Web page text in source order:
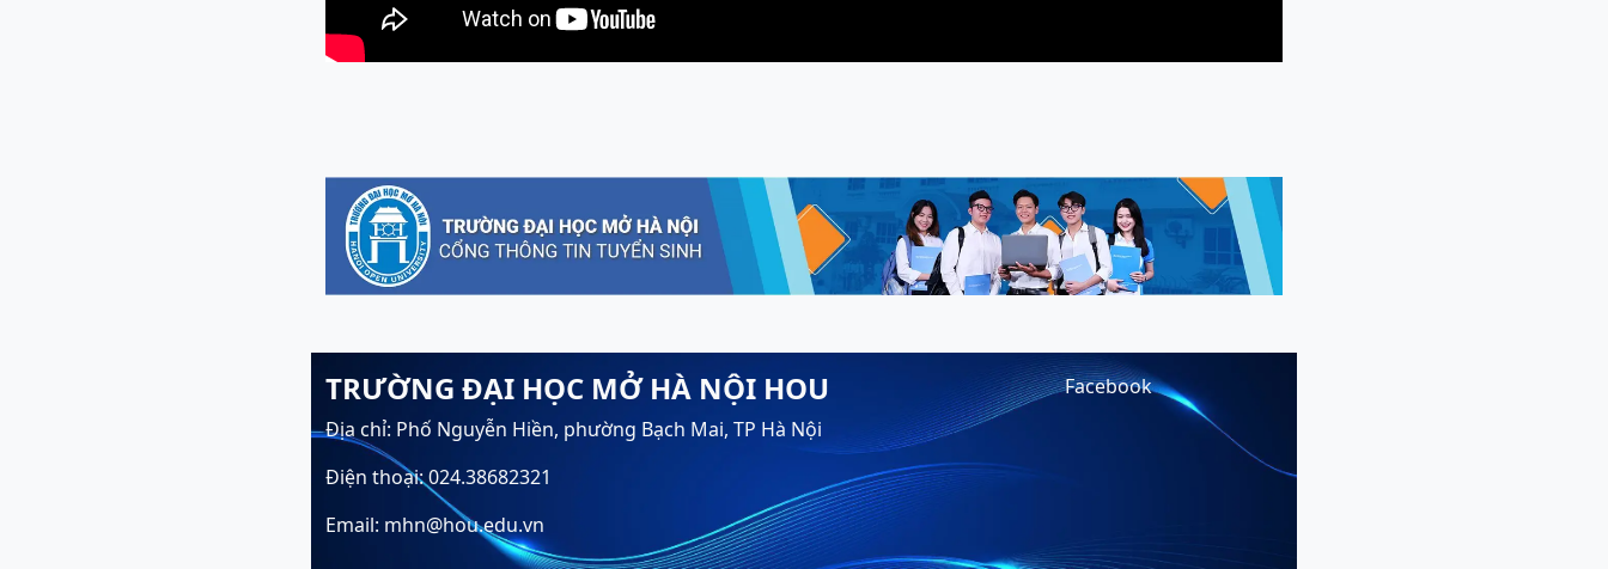
TRƯỜNG ĐẠI HỌC MỞ HÀ NỘI HOU
Địa chỉ: Phố Nguyễn Hiền, phường Bạch Mai, TP Hà Nội
Điện thoại: 024.38682321
Email: mhn@hou.edu.vn
Facebook